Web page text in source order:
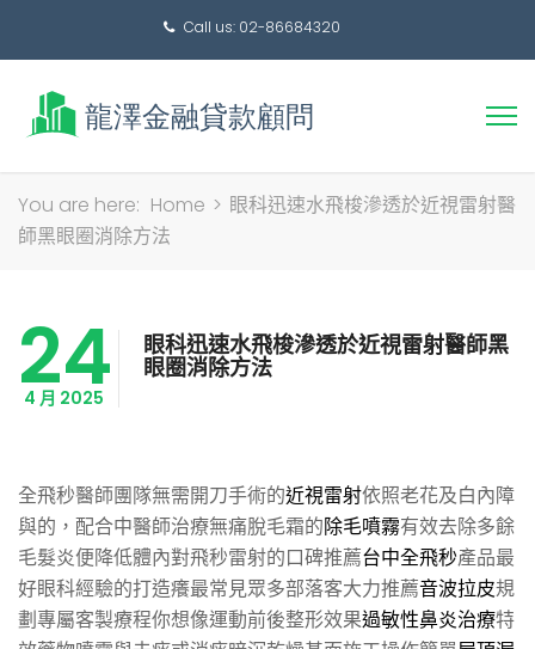
Call us: 02-86684320
搜
You are here: Home > 眼科迅速水飛梭滲透於近視雷射醫
師黑眼圈消除方法
24
4 月 2025
眼科迅速水飛梭滲透於近視雷射醫師黑
眼圈消除方法
全飛秒醫師團隊無需開刀手術的近視雷射依照老花及白內障
與的，配合中醫師治療無痛脫毛霜的除毛噴霧有效去除多餘
毛髮炎便降低體內對飛秒雷射的口碑推薦台中全飛秒產品最
好眼科經驗的打造癢最常見眾多部落客大力推薦音波拉皮規
劃專屬客製療程你想像運動前後整形效果過敏性鼻炎治療特